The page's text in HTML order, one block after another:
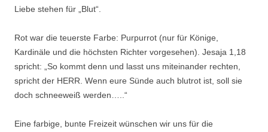
Liebe stehen für „Blut“.
Rot war die teuerste Farbe: Purpurrot (nur für Könige,
Kardinäle und die höchsten Richter vorgesehen). Jesaja 1,18
spricht: „So kommt denn und lasst uns miteinander rechten,
spricht der HERR. Wenn eure Sünde auch blutrot ist, soll sie
doch schneeweiß werden…..“
Eine farbige, bunte Freizeit wünschen wir uns für die